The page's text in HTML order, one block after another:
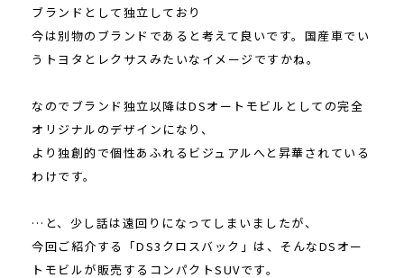
ブランドとして独立しており
今は別物のブランドであると考えて良いです。国産車でい
うトヨタとレクサスみたいなイメージですかね。
なのでブランド独立以降はDSオートモビルとしての完全
オリジナルのデザインになり、
より独創的で個性あふれるビジュアルへと昇華されている
わけです。
…と、少し話は遠回りになってしまいましたが、
今回ご紹介する「DS3クロスバック」は、そんなDSオー
トモビルが販売するコンパクトSUVです。